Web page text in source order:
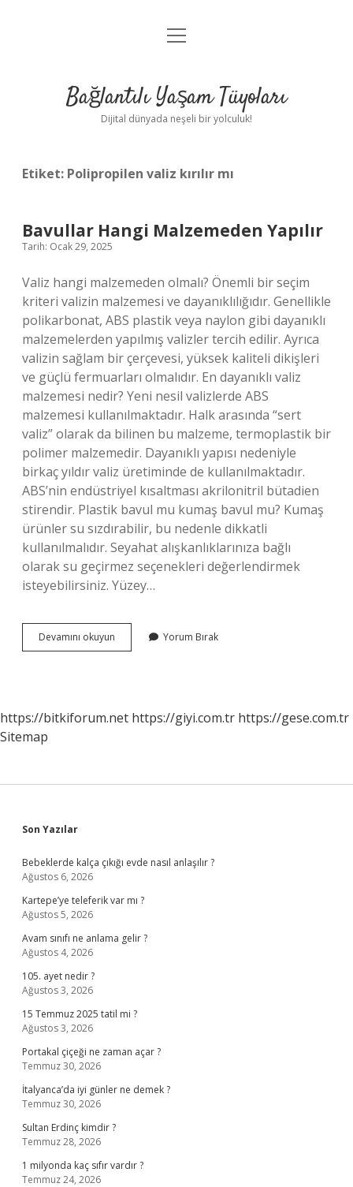
Anasayfa
Yasal Uyarı
menüyü
Bağlantılı Yaşam Tüyoları
Dijital dünyada neşeli bir yolculuk!
Etiket: Polipropilen valiz kırılır mı
Bavullar Hangi Malzemeden Yapılır
Tarih: Ocak 29, 2025
Valiz hangi malzemeden olmalı? Önemli bir seçim
kriteri valizin malzemesi ve dayanıklılığıdır. Genellikle
polikarbonat, ABS plastik veya naylon gibi dayanıklı
malzemelerden yapılmış valizler tercih edilir. Ayrıca
valizin sağlam bir çerçevesi, yüksek kaliteli dikişleri
ve güçlü fermuarları olmalıdır. En dayanıklı valiz
malzemesi nedir? Yeni nesil valizlerde ABS
malzemesi kullanılmaktadır. Halk arasında “sert
valiz” olarak da bilinen bu malzeme, termoplastik bir
polimer malzemedir. Dayanıklı yapısı nedeniyle
birkaç yıldır valiz üretiminde de kullanılmaktadır.
ABS’nin endüstriyel kısaltması akrilonitril bütadien
stirendir. Plastik bavul mu kumaş bavul mu? Kumaş
ürünler su sızdırabilir, bu nedenle dikkatli
kullanılmalıdır. Seyahat alışkanlıklarınıza bağlı
olarak su geçirmez seçenekleri değerlendirmek
isteyebilirsiniz. Yüzey…
Devamını okuyun Bavullar
Hangi
Yorum Bırak
https://bitkiforum.net https://giyi.com.tr https://gese.com.tr
Sitemap
Sidebar
Son Yazılar
Bebeklerde kalça çıkığı evde nasıl anlaşılır ?
Ağustos 6, 2026
Kartepe’ye teleferik var mı ?
Ağustos 5, 2026
Avam sınıfı ne anlama gelir ?
Ağustos 4, 2026
105. ayet nedir ?
Ağustos 3, 2026
15 Temmuz 2025 tatil mi ?
Ağustos 3, 2026
Portakal çiçeği ne zaman açar ?
Temmuz 30, 2026
İtalyanca’da iyi günler ne demek ?
Temmuz 30, 2026
Sultan Erdinç kimdir ?
Temmuz 28, 2026
1 milyonda kaç sıfır vardır ?
Temmuz 24, 2026